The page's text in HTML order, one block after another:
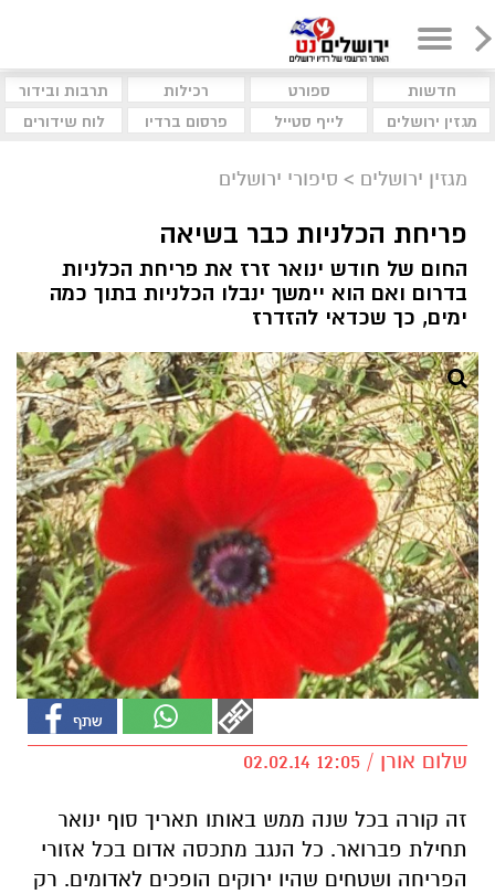
חדשות ספורט רכילות
תרבות ובידור
מגזין ירושלים
לייף סטייל פרסום ברדיו לוח שידורים
מגזין ירושלים > סיפורי ירושלים
פריחת הכלניות כבר בשיאה
החום של חודש ינואר זרז את פריחת הכלניות
בדרום ואם הוא יימשך ינבלו הכלניות בתוך כמה
ימים, כך שכדאי להזדרז
שלום אורן / 12:05 02.02.14
זה קורה בכל שנה ממש באותו תאריך סוף ינואר
תחילת פברואר. כל הנגב מתכסה אדום בכל אזורי
הפריחה ושטחים שהיו ירוקים הופכים לאדומים. רק